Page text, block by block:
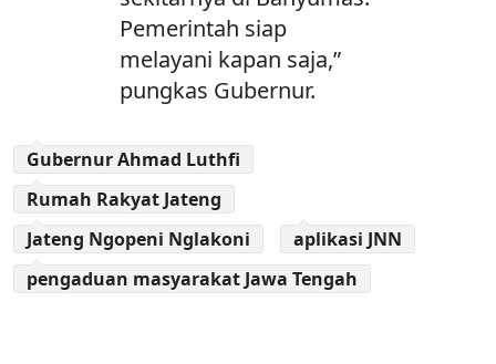
Pemerintah siap
melayani kapan saja,”
pungkas Gubernur.
Gubernur Ahmad Luthfi
Rumah Rakyat Jateng
Jateng Ngopeni Nglakoni
aplikasi JNN
pengaduan masyarakat Jawa Tengah